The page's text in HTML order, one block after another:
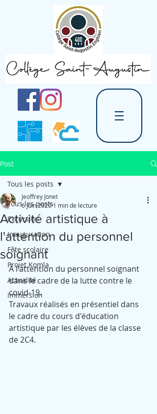
Post
Tous les posts
Excursion
Inauguration
Fête scolaire
Projet Komla
Actualité
Immersion
Tous les posts
Activité artistique à
l'attention du personnel
soignant
Jeoffrey Jonet
6 juin 2020 1 min de lecture
À l'attention du personnel soignant
dans le cadre de la lutte contre le
covid-19.
Travaux réalisés en présentiel dans
le cadre du cours d'éducation
artistique par les élèves de la classe
de 2C4.